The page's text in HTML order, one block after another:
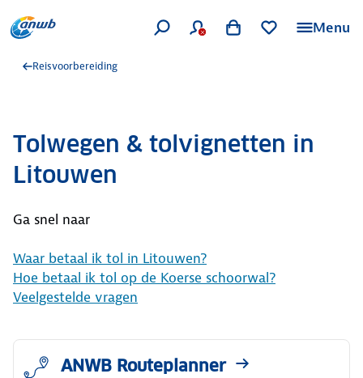
Menu
Reisvoorbereiding
Tolwegen & tolvignetten in
Litouwen
Ga snel naar
Waar betaal ik tol in Litouwen?
Hoe betaal ik tol op de Koerse schoorwal?
Veelgestelde vragen
ANWB Routeplanner